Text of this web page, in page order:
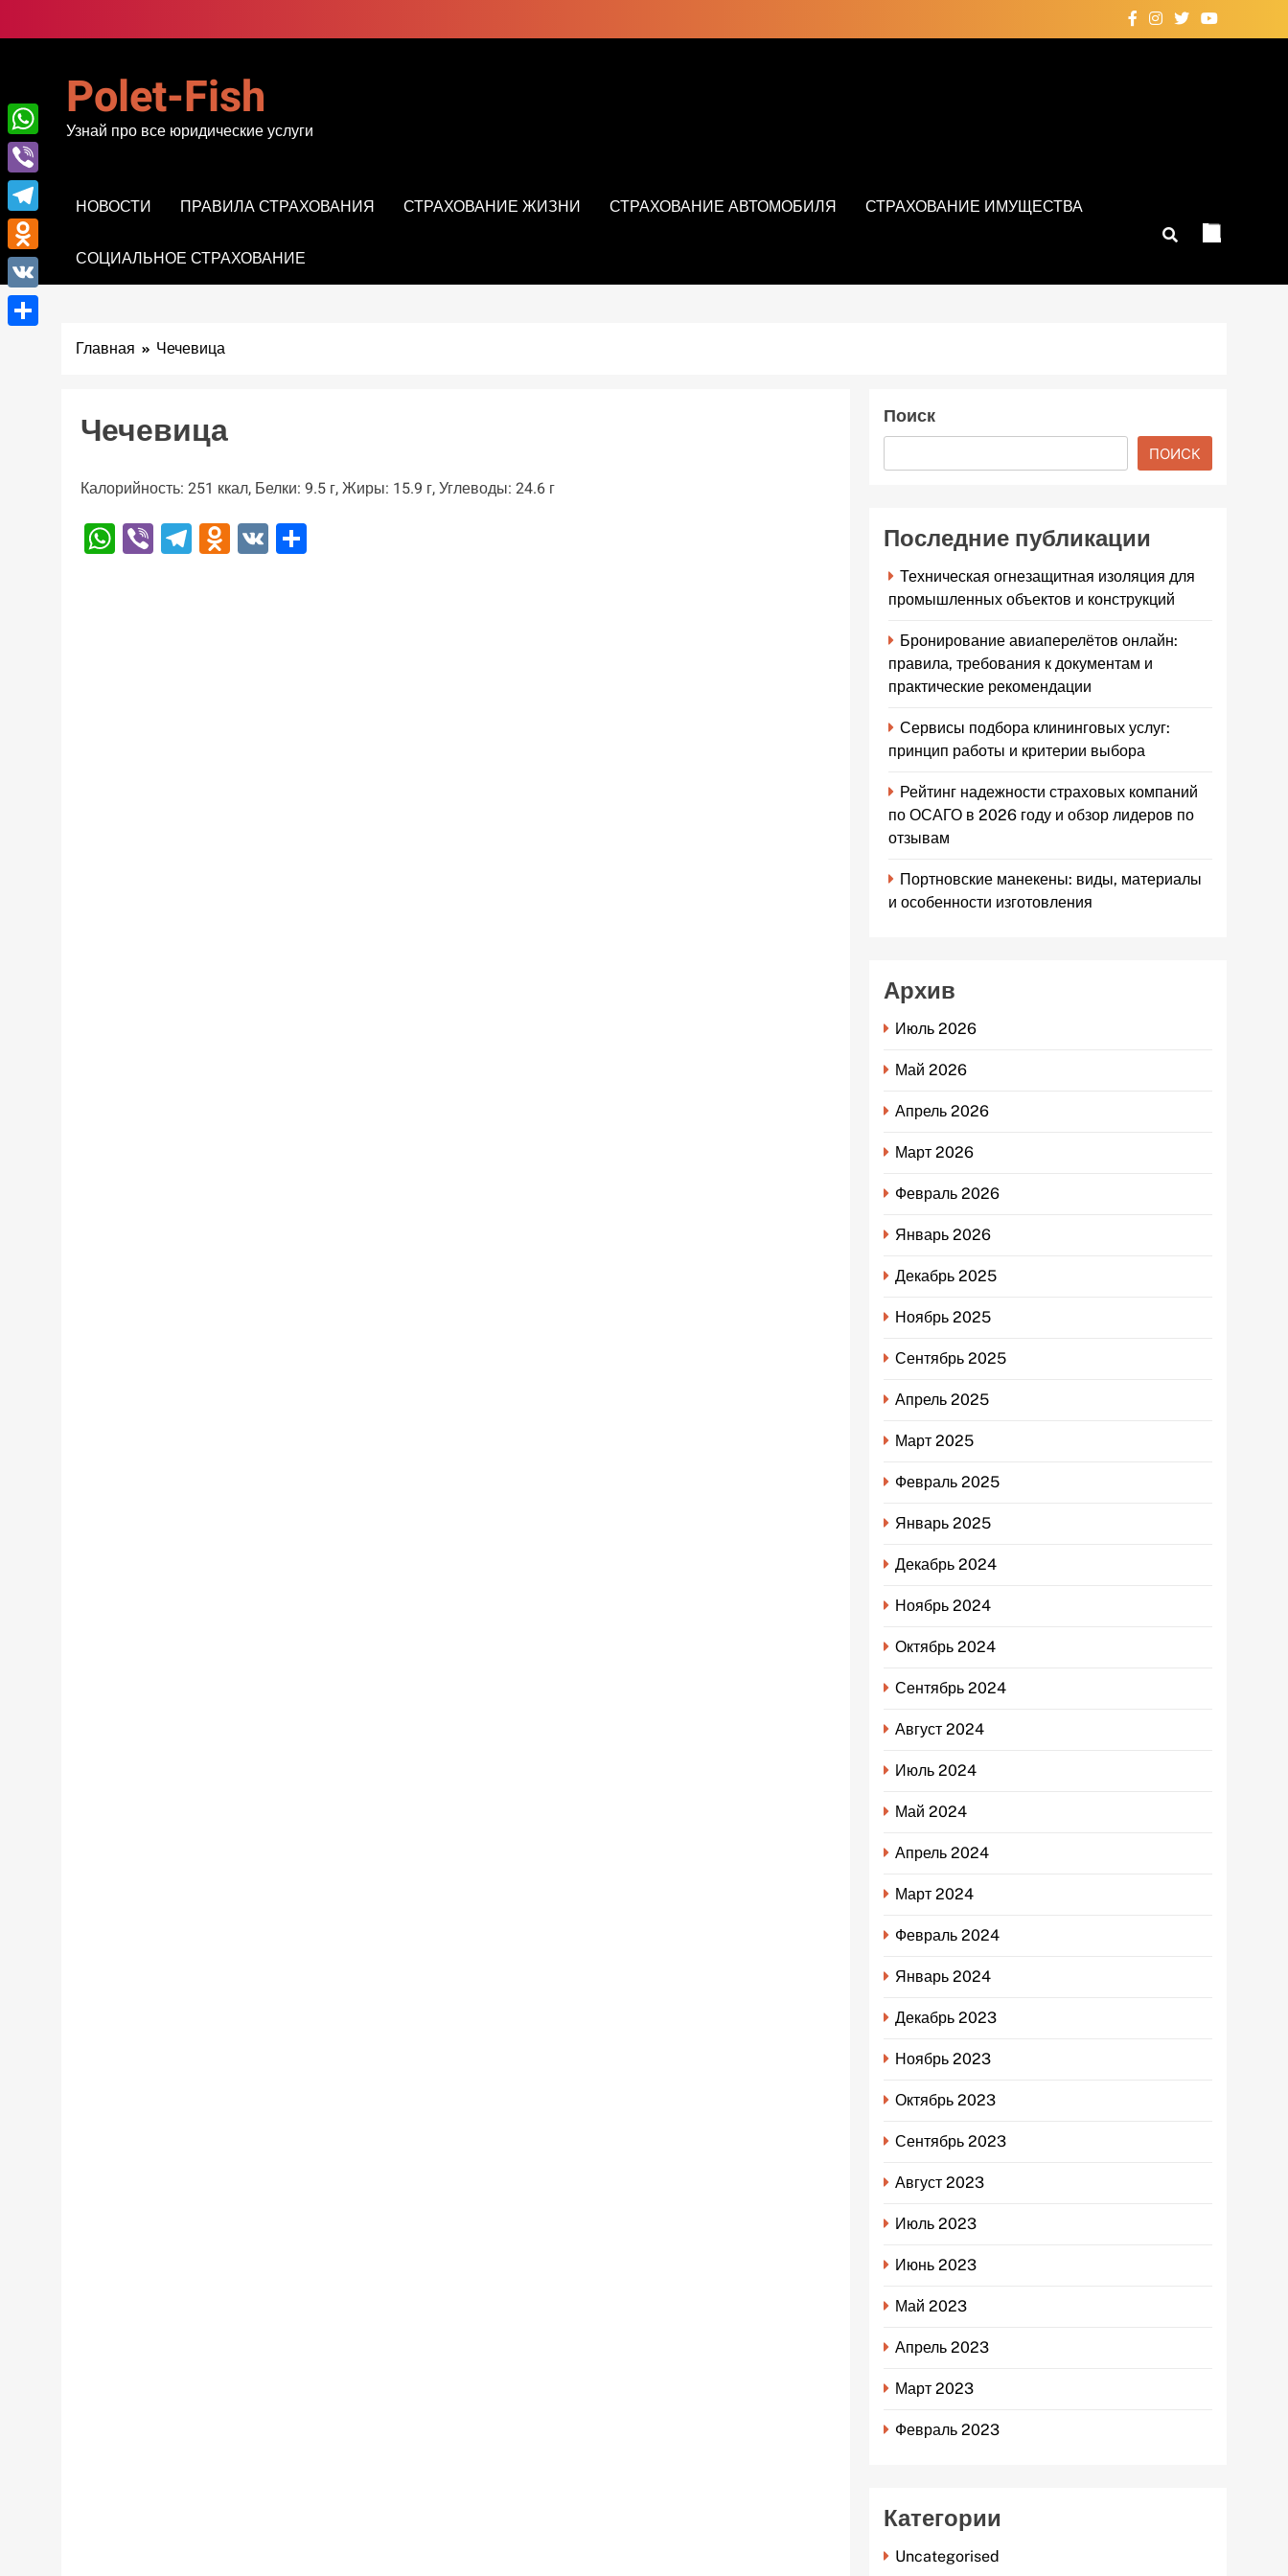
к
Polet-Fish
Узнай про все юридические услуги
НОВОСТИ ПРАВИЛА СТРАХОВАНИЯ СТРАХОВАНИЕ ЖИЗНИ СТРАХОВАНИЕ АВТОМОБИЛЯ СТРАХОВАНИЕ ИМУЩЕСТВА
СОЦИАЛЬНОЕ СТРАХОВАНИЕ
Главная Чечевица
Чечевица
Калорийность: 251 ккал, Белки: 9.5 г, Жиры: 15.9 г, Углеводы: 24.6 г
WhatsApp
ViberTelegram
Odnoklassniki
VK
Поиск
ПОИСК
Последние публикации
Техническая огнезащитная изоляция для
промышленных объектов и конструкций
Бронирование авиаперелётов онлайн:
правила, требования к документам и
практические рекомендации
Сервисы подбора клининговых услуг:
принцип работы и критерии выбора
Рейтинг надежности страховых компаний
по ОСАГО в 2026 году и обзор лидеров по
отзывам
Портновские манекены: виды, материалы
и особенности изготовления
Архив
Июль 2026
Май 2026
Апрель 2026
Март 2026
Февраль 2026
Январь 2026
Декабрь 2025
Ноябрь 2025
Сентябрь 2025
Апрель 2025
Март 2025
Февраль 2025
Январь 2025
Декабрь 2024
Ноябрь 2024
Октябрь 2024
Сентябрь 2024
Август 2024
Июль 2024
Май 2024
Апрель 2024
Март 2024
Февраль 2024
Январь 2024
Декабрь 2023
Ноябрь 2023
Октябрь 2023
Сентябрь 2023
Август 2023
Июль 2023
Июнь 2023
Май 2023
Апрель 2023
Март 2023
Февраль 2023
Категории
Uncategorised
WhatsApp
Viber
Telegram
Odnoklassniki
VK
Отправить